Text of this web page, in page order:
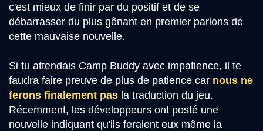
c'est mieux de finir par du positif et de se
débarrasser du plus gênant en premier parlons de
cette mauvaise nouvelle.
Si tu attendais Camp Buddy avec impatience, il te
faudra faire preuve de plus de patience car nous ne
ferons finalement pas la traduction du jeu.
Récemment, les développeurs ont posté une
nouvelle indiquant qu'ils feraient eux même la